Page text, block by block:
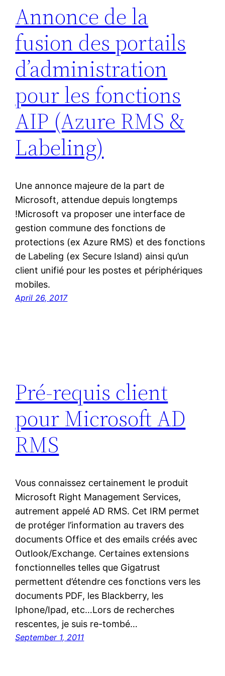
Annonce de la
fusion des portails
d’administration
pour les fonctions
AIP (Azure RMS &
Labeling)
Une annonce majeure de la part de
Microsoft, attendue depuis longtemps
!Microsoft va proposer une interface de
gestion commune des fonctions de
protections (ex Azure RMS) et des fonctions
de Labeling (ex Secure Island) ainsi qu’un
client unifié pour les postes et périphériques
mobiles.
April 26, 2017
Pré-requis client
pour Microsoft AD
RMS
Vous connaissez certainement le produit
Microsoft Right Management Services,
autrement appelé AD RMS. Cet IRM permet
de protéger l’information au travers des
documents Office et des emails créés avec
Outlook/Exchange. Certaines extensions
fonctionnelles telles que Gigatrust
permettent d’étendre ces fonctions vers les
documents PDF, les Blackberry, les
Iphone/Ipad, etc…Lors de recherches
rescentes, je suis re-tombé…
September 1, 2011